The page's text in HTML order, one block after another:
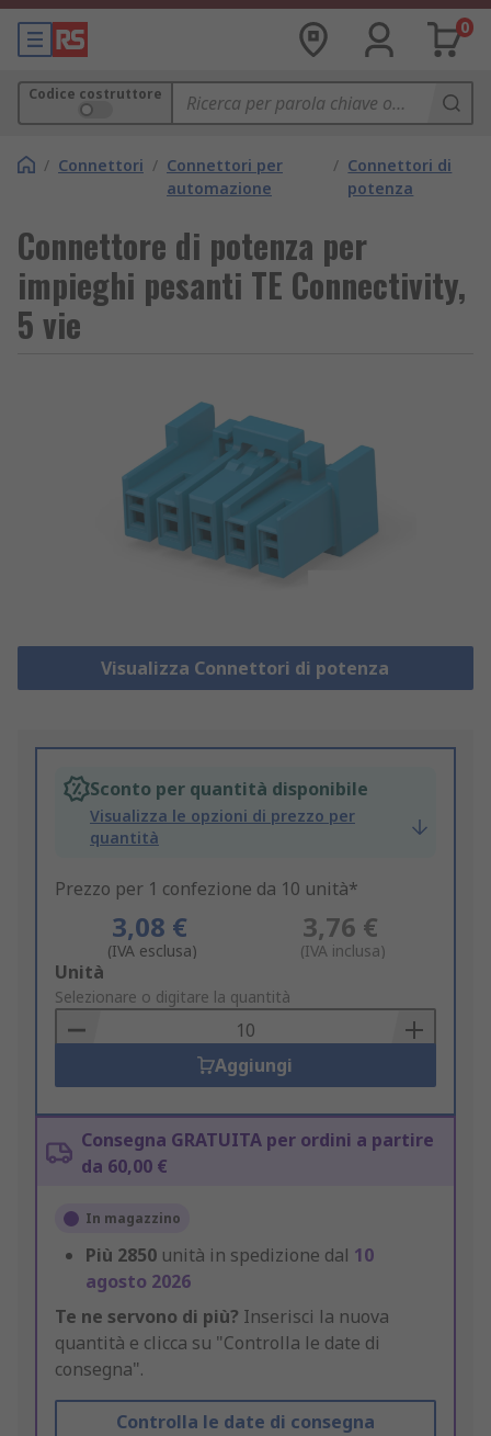
0
Codice costruttore
/ Connettori / Connettori per
automazione
/ Connettori di
potenza
Connettore di potenza per
impieghi pesanti TE Connectivity,
5 vie
Visualizza Connettori di potenza
Sconto per quantità disponibile
Visualizza le opzioni di prezzo per
quantità
Prezzo per 1 confezione da 10 unità*
3,08 €
(IVA esclusa)
3,76 €
(IVA inclusa)
Add
to
Basket
Unità
Selezionare o digitare la quantità
Aggiungi
Consegna GRATUITA per ordini a partire
da 60,00 €
In magazzino
Più 2850 unità in spedizione dal 10
agosto 2026
Te ne servono di più? Inserisci la nuova
quantità e clicca su "Controlla le date di
consegna".
Controlla le date di consegna